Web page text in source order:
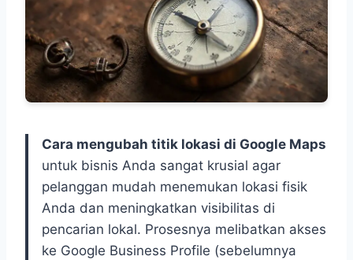
Cara mengubah titik lokasi di Google Maps
untuk bisnis Anda sangat krusial agar
pelanggan mudah menemukan lokasi fisik
Anda dan meningkatkan visibilitas di
pencarian lokal. Prosesnya melibatkan akses
ke Google Business Profile (sebelumnya